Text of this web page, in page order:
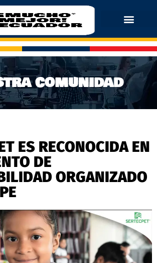
COMUNIDAD
ES RECONOCIDA EN
DE
ORGANIZADO